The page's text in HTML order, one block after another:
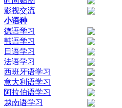
影视交流
小语种
德语学习
韩语学习
日语学习
法语学习
西班牙语学习
意大利语学习
阿拉伯语学习
越南语学习